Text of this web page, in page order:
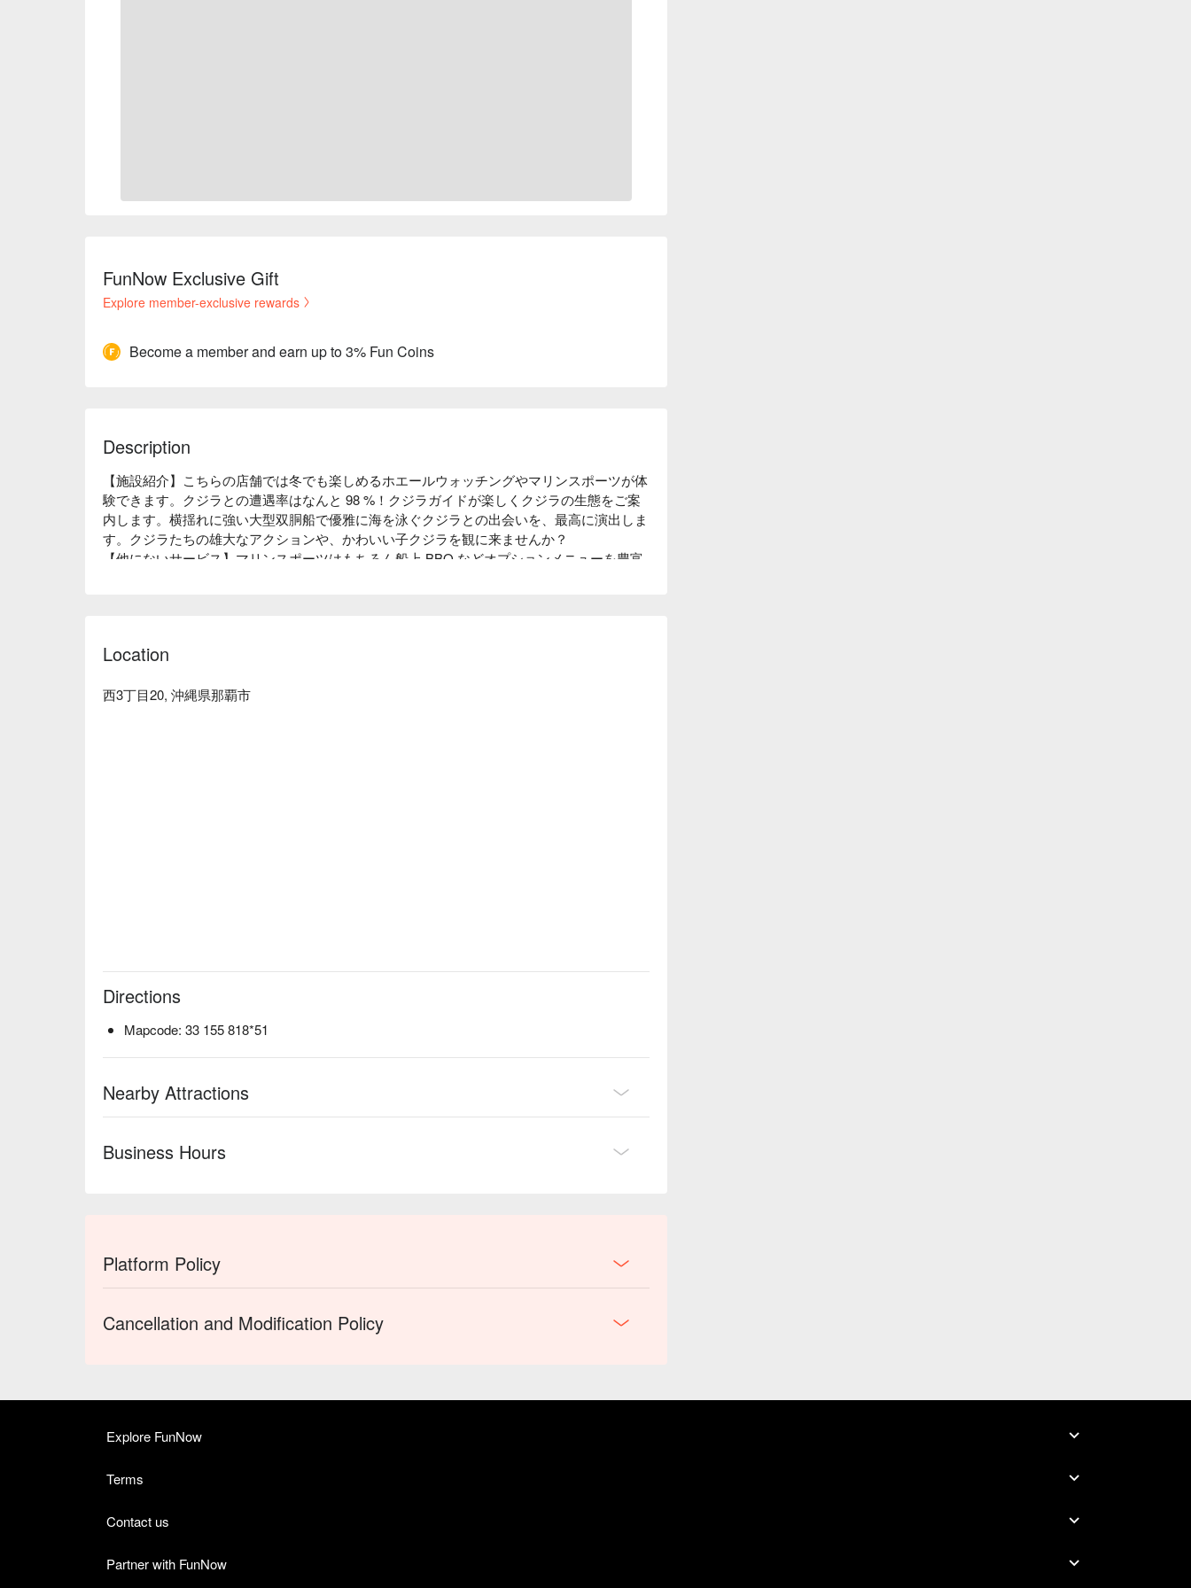
FunNow Exclusive Gift
Explore member-exclusive rewards
Become a member and earn up to 3% Fun Coins
Description
【施設紹介】こちらの店舗では冬でも楽しめるホエールウォッチングやマリンスポーツが体
験できます。クジラとの遭遇率はなんと 98 %！クジラガイドが楽しくクジラの生態をご案
内します。横揺れに強い大型双胴船で優雅に海を泳ぐクジラとの出会いを、最高に演出しま
す。クジラたちの雄大なアクションや、かわいい子クジラを観に来ませんか？
【他にないサービス】マリンスポーツはもちろん船上 BBQ などオプションメニューを豊富
Location
西3丁目20, 沖縄県那覇市
Directions
Mapcode: 33 155 818*51
Nearby Attractions
Business Hours
Platform Policy
Cancellation and Modification Policy
Explore FunNow
Terms
Contact us
Partner with FunNow